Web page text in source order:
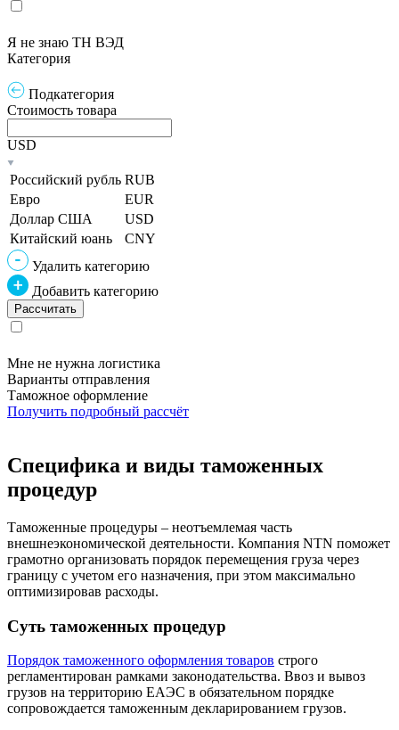
Я не знаю ТН ВЭД
Категория
Подкатегория
Стоимость товара
USD
Российский рубль RUB
Евро
EUR
Доллар США
USD
Китайский юань
CNY
Удалить категорию
Добавить категорию
Мне не нужна логистика
Варианты отправления
Таможное оформление
Получить подробный рассчёт
Специфика и виды таможенных
процедур
Таможенные процедуры – неотъемлемая часть
внешнеэкономической деятельности. Компания NTN поможет
грамотно организовать порядок перемещения груза через
границу с учетом его назначения, при этом максимально
оптимизировав расходы.
Суть таможенных процедур
Порядок таможенного оформления товаров строго
регламентирован рамками законодательства. Ввоз и вывоз
грузов на территорию ЕАЭС в обязательном порядке
сопровождается таможенным декларированием грузов.